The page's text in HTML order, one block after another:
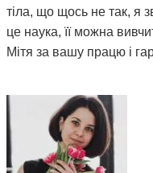
тіла, що щось не так, я
це наука, її можна
Мітя за вашу працю і